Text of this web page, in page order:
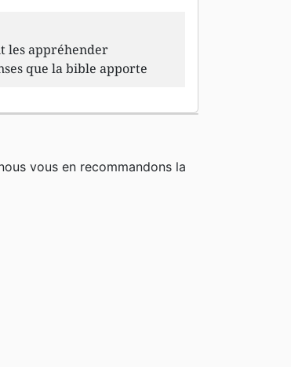
les appréhender
que la bible apporte
vous en recommandons la